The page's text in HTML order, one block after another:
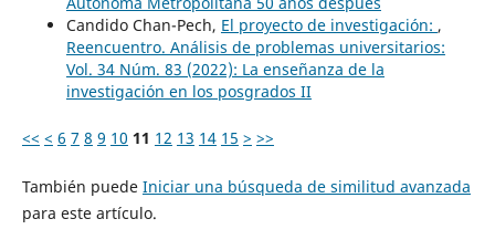
Candido Chan-Pech, El proyecto de investigación: ,
Reencuentro. Análisis de problemas universitarios:
Vol. 34 Núm. 83 (2022): La enseñanza de la
investigación en los posgrados II
<< < 6 7 8 9 10 11 12 13 14 15 > >>
También puede Iniciar una búsqueda de similitud avanzada
para este artículo.